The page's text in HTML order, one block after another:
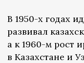
В 1950-х годах
развивал
а к 1960-м рост
в Казахстане и